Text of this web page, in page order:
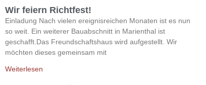
Wir feiern Richtfest!
Einladung Nach vielen ereignisreichen Monaten ist es nun
so weit. Ein weiterer Bauabschnitt in Marienthal ist
geschafft.Das Freundschaftshaus wird aufgestellt. Wir
möchten dieses gemeinsam mit
Weiterlesen